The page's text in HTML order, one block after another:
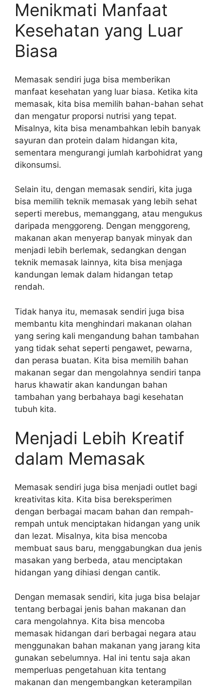
Menikmati Manfaat
Kesehatan yang Luar
Biasa
Memasak sendiri juga bisa memberikan
manfaat kesehatan yang luar biasa. Ketika kita
memasak, kita bisa memilih bahan-bahan sehat
dan mengatur proporsi nutrisi yang tepat.
Misalnya, kita bisa menambahkan lebih banyak
sayuran dan protein dalam hidangan kita,
sementara mengurangi jumlah karbohidrat yang
dikonsumsi.
Selain itu, dengan memasak sendiri, kita juga
bisa memilih teknik memasak yang lebih sehat
seperti merebus, memanggang, atau mengukus
daripada menggoreng. Dengan menggoreng,
makanan akan menyerap banyak minyak dan
menjadi lebih berlemak, sedangkan dengan
teknik memasak lainnya, kita bisa menjaga
kandungan lemak dalam hidangan tetap
rendah.
Tidak hanya itu, memasak sendiri juga bisa
membantu kita menghindari makanan olahan
yang sering kali mengandung bahan tambahan
yang tidak sehat seperti pengawet, pewarna,
dan perasa buatan. Kita bisa memilih bahan
makanan segar dan mengolahnya sendiri tanpa
harus khawatir akan kandungan bahan
tambahan yang berbahaya bagi kesehatan
tubuh kita.
Menjadi Lebih Kreatif
dalam Memasak
Memasak sendiri juga bisa menjadi outlet bagi
kreativitas kita. Kita bisa bereksperimen
dengan berbagai macam bahan dan rempah-
rempah untuk menciptakan hidangan yang unik
dan lezat. Misalnya, kita bisa mencoba
membuat saus baru, menggabungkan dua jenis
masakan yang berbeda, atau menciptakan
hidangan yang dihiasi dengan cantik.
Dengan memasak sendiri, kita juga bisa belajar
tentang berbagai jenis bahan makanan dan
cara mengolahnya. Kita bisa mencoba
memasak hidangan dari berbagai negara atau
menggunakan bahan makanan yang jarang kita
gunakan sebelumnya. Hal ini tentu saja akan
memperluas pengetahuan kita tentang
makanan dan mengembangkan keterampilan